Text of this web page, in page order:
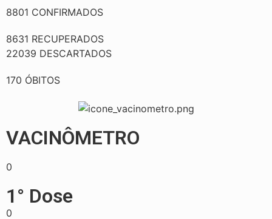
8801 CONFIRMADOS
8631 RECUPERADOS
22039 DESCARTADOS
170 ÓBITOS
VACINÔMETRO
0
1° Dose
0